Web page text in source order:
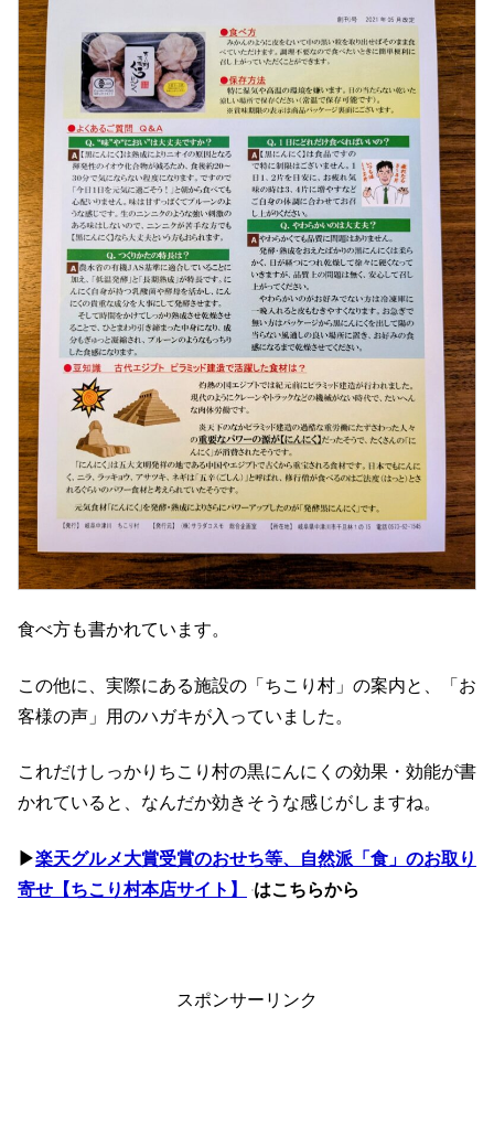
食べ方も書かれています。
この他に、実際にある施設の「ちこり村」の案内と、「お
客様の声」用のハガキが入っていました。
これだけしっかりちこり村の黒にんにくの効果・効能が書
かれていると、なんだか効きそうな感じがしますね。
▶楽天グルメ大賞受賞のおせち等、自然派「食」のお取り
寄せ【ちこり村本店サイト】
はこちらから
スポンサーリンク